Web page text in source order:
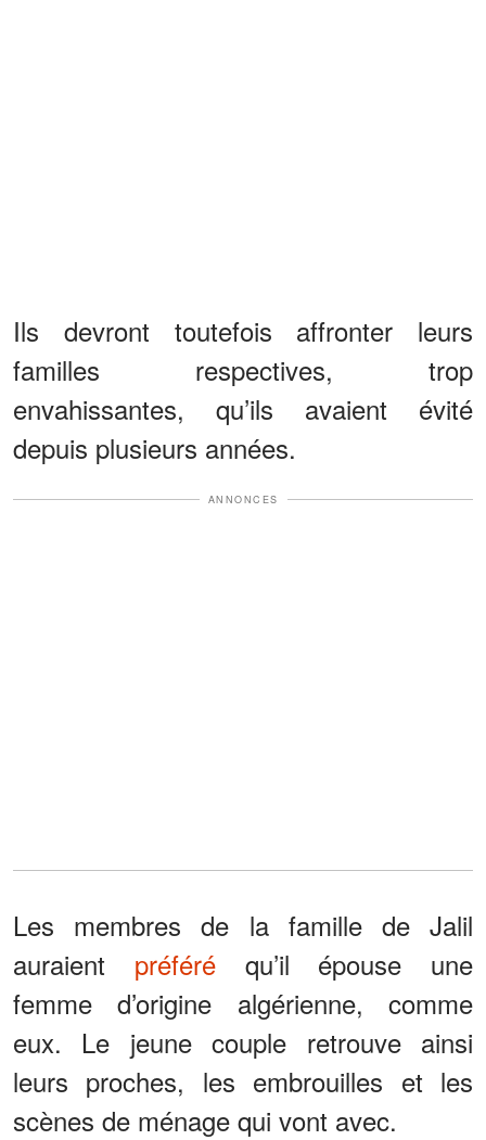
Ils devront toutefois affronter leurs
familles respectives, trop
envahissantes, qu’ils avaient évité
depuis plusieurs années.
ANNONCES
Les membres de la famille de Jalil
auraient préféréqu’il épouse une
femme d’origine algérienne, comme
eux. Le jeune couple retrouve ainsi
leurs proches, les embrouilles et les
scènes de ménage qui vont avec.